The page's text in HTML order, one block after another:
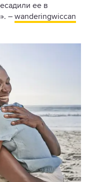
ее в
– wanderingwiccan